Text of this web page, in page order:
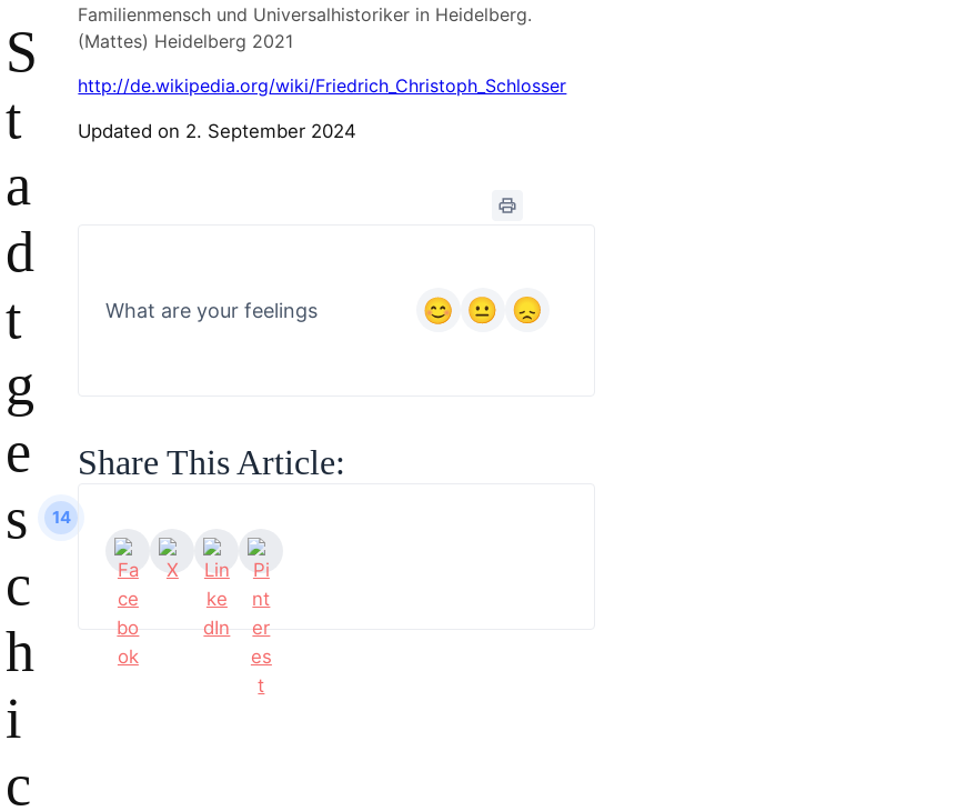
S
t
a
d
t
g
e
s
c
h
i
c
14
Familienmensch und Universalhistoriker in Heidelberg.
(Mattes) Heidelberg 2021
http://de.wikipedia.org/wiki/Friedrich_Christoph_Schlosser
Updated on 2. September 2024
What are your feelings
Share This Article: